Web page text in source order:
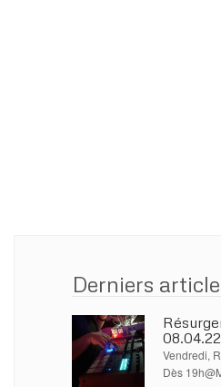
Derniers
08.04.22
Vendredi,
Dès